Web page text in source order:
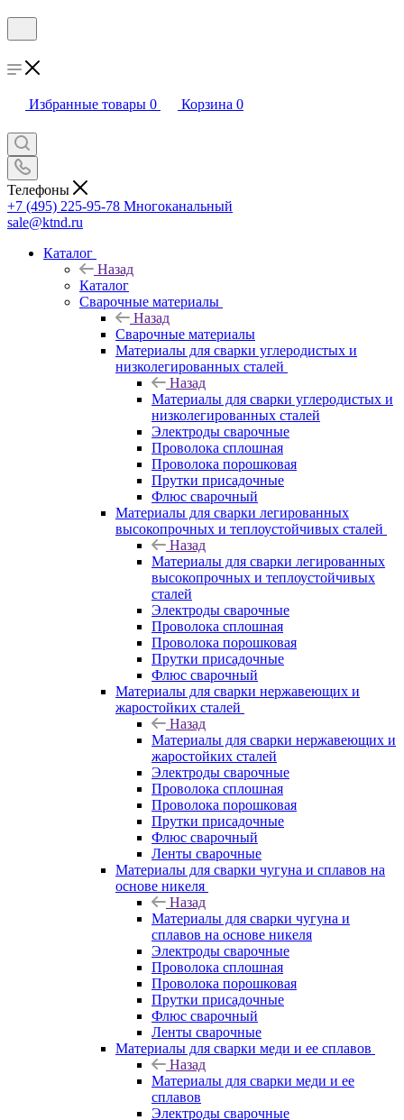
Избранные товары 0 Корзина 0
Телефоны
+7 (495) 225-95-78 Многоканальный
sale@ktnd.ru
Каталог
Назад
Каталог
Сварочные материалы
Назад
Сварочные материалы
Материалы для сварки углеродистых и
низколегированных сталей
Назад
Материалы для сварки углеродистых и
низколегированных сталей
Электроды сварочные
Проволока сплошная
Проволока порошковая
Прутки присадочные
Флюс сварочный
Материалы для сварки легированных
высокопрочных и теплоустойчивых сталей
Назад
Материалы для сварки легированных
высокопрочных и теплоустойчивых
сталей
Электроды сварочные
Проволока сплошная
Проволока порошковая
Прутки присадочные
Флюс сварочный
Материалы для сварки нержавеющих и
жаростойких сталей
Назад
Материалы для сварки нержавеющих и
жаростойких сталей
Электроды сварочные
Проволока сплошная
Проволока порошковая
Прутки присадочные
Флюс сварочный
Ленты сварочные
Материалы для сварки чугуна и сплавов на
основе никеля
Назад
Материалы для сварки чугуна и
сплавов на основе никеля
Электроды сварочные
Проволока сплошная
Проволока порошковая
Прутки присадочные
Флюс сварочный
Ленты сварочные
Материалы для сварки меди и ее сплавов
Назад
Материалы для сварки меди и ее
сплавов
Электроды сварочные